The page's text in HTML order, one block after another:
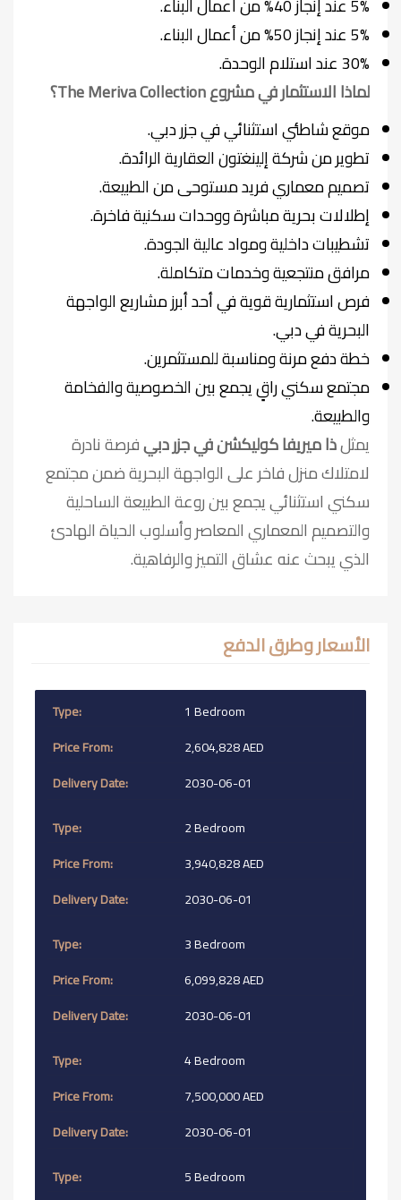
5% عند إنجاز 50% من أعمال البناء.
30% عند استلام الوحدة.
لماذا الاستثمار في مشروع The Meriva Collection؟
موقع شاطئي استثنائي في جزر دبي.
تطوير من شركة إلينغتون العقارية الرائدة.
تصميم معماري فريد مستوحى من الطبيعة.
إطلالات بحرية مباشرة ووحدات سكنية فاخرة.
تشطيبات داخلية ومواد عالية الجودة.
مرافق منتجعية وخدمات متكاملة.
فرص استثمارية قوية في أحد أبرز مشاريع الواجهة
البحرية في دبي.
خطة دفع مرنة ومناسبة للمستثمرين.
مجتمع سكني راقٍ يجمع بين الخصوصية والفخامة
والطبيعة.
يمثلذا ميريفا كوليكشن في جزر دبيفرصة نادرة
لامتلاك منزل فاخر على الواجهة البحرية ضمن مجتمع
سكني استثنائي يجمع بين روعة الطبيعة الساحلية
والتصميم المعماري المعاصر وأسلوب الحياة الهادئ
الذي يبحث عنه عشاق التميز والرفاهية.
الأسعار وطرق الدفع
1 Bedroom
2,604,828 AED
2030-06-01
2 Bedroom
3,940,828 AED
2030-06-01
3 Bedroom
6,099,828 AED
2030-06-01
4 Bedroom
7,500,000 AED
2030-06-01
5 Bedroom